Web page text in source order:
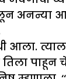
अनन्या
आला.
पाहून